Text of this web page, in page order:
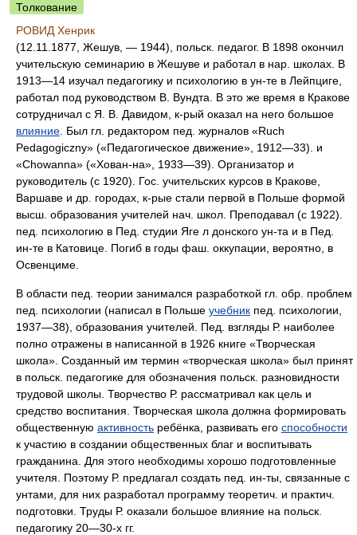
Толкование
РОВИД Хенрик
(12.11.1877, Жешув, — 1944), польск. педагог. В 1898 окончил
учительскую семинарию в Жешуве и работал в нар. школах. В
1913—14 изучал педагогику и психологию в ун-те в Лейпциге,
работал под руководством В. Вундта. В это же время в Кракове
сотрудничал с Я. В. Давидом, к-рый оказал на него большое
влияние . Был гл. редактором пед. журналов «Ruch
Pedagogiczny» («Педагогическое движение», 1912—33). и
«Chowanna» («Хован-на», 1933—39). Организатор и
руководитель (с 1920). Гос. учительских курсов в Кракове,
Варшаве и др. городах, к-рые стали первой в Польше формой
высш. образования учителей нач. школ. Преподавал (с 1922).
пед. психологию в Пед. студии Яге л донского ун-та и в Пед.
ин-те в Катовице. Погиб в годы фаш. оккупации, вероятно, в
Освенциме.
В области пед. теории занимался разработкой гл. обр. проблем
пед. психологии (написал в Польше учебник пед. психологии,
1937—38), образования учителей. Пед. взгляды Р. наиболее
полно отражены в написанной в 1926 книге «Творческая
школа». Созданный им термин «творческая школа» был принят
в польск. педагогике для обозначения польск. разновидности
трудовой школы. Творчество Р. рассматривал как цель и
средство воспитания. Творческая школа должна формировать
общественную активность ребёнка, развивать его способности
к участию в создании общественных благ и воспитывать
гражданина. Для этого необходимы хорошо подготовленные
учителя. Поэтому Р. предлагал создать пед. ин-ты, связанные с
унтами, для них разработал программу теоретич. и практич.
подготовки. Труды Р. оказали большое влияние на польск.
педагогику 20—30-х гг.